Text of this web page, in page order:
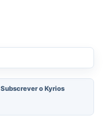
Subscrever o Kyrios